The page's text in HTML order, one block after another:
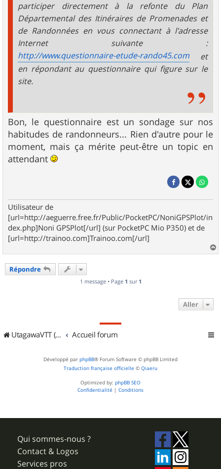
participer directement à la refonte du Plan
Départemental des Itinéraires de Promenades et
de Randonnées en vous connectant à l'adresse
Internet suivante :
http://www.questionnaire-etude-rando45.com et
en répondant au questionnaire qui figure sur le
site.
Bon, le questionnaire est un sondage sur nos
habitudes de randonneurs... Rien d'autre pour le
moment, mais ça mérite peut-être un topic en
attendant
Utilisateur de
[url=http://aeguerre.free.fr/Public/PocketPC/NoniGPSPlot/in
dex.php]Noni GPSPlot[/url] (sur PocketPC Mio P350) et de
[url=http://trainoo.com]Trainoo.com[/url]
a
Répondre
1 message • Page 1 sur 1
Aller
UtagawaVTT (Randos VTT et VTTAE avec traces GPS) Accueil forum
Développé par phpBB® Forum Software © phpBB Limited
Traduction française officielle © Qiaeru
Optimized by: phpBB SEO
Confidentialité | Conditions
Qui sommes-nous ?
Contact & Logos
Services pros